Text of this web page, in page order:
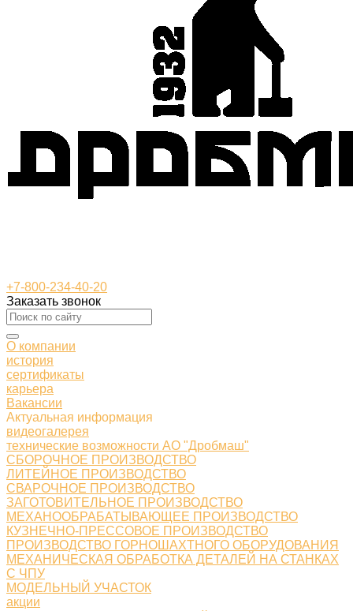
+7-800-234-40-20
Заказать звонок
О компании
история
сертификаты
карьера
Вакансии
Актуальная информация
видеогалерея
технические возможности АО "Дробмаш"
СБОРОЧНОЕ ПРОИЗВОДСТВО
ЛИТЕЙНОЕ ПРОИЗВОДСТВО
СВАРОЧНОЕ ПРОИЗВОДСТВО
ЗАГОТОВИТЕЛЬНОЕ ПРОИЗВОДСТВО
МЕХАНООБРАБАТЫВАЮЩЕЕ ПРОИЗВОДСТВО
КУЗНЕЧНО-ПРЕССОВОЕ ПРОИЗВОДСТВО
ПРОИЗВОДСТВО ГОРНОШАХТНОГО ОБОРУДОВАНИЯ
МЕХАНИЧЕСКАЯ ОБРАБОТКА ДЕТАЛЕЙ НА СТАНКАХ
С ЧПУ
МОДЕЛЬНЫЙ УЧАСТОК
акции